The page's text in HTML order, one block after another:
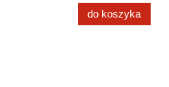
do koszyka